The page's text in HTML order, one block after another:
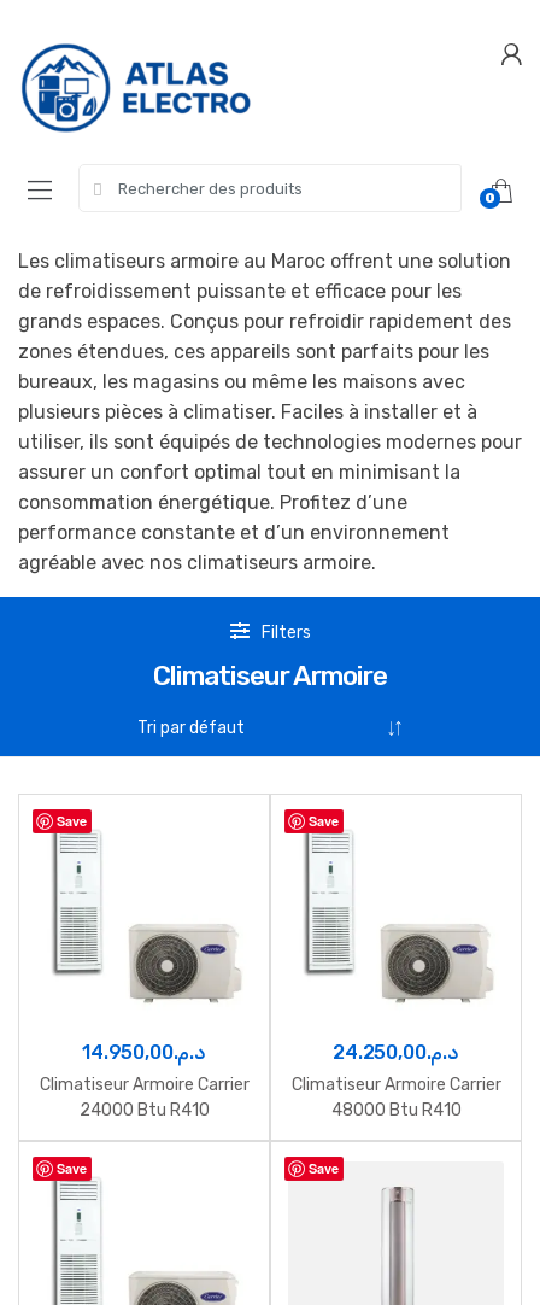
navigation
content
for:
0
Les climatiseurs armoire au Maroc offrent une solution
de refroidissement puissante et efficace pour les
grands espaces. Conçus pour refroidir rapidement des
zones étendues, ces appareils sont parfaits pour les
bureaux, les magasins ou même les maisons avec
plusieurs pièces à climatiser. Faciles à installer et à
utiliser, ils sont équipés de technologies modernes pour
assurer un confort optimal tout en minimisant la
consommation énergétique. Profitez d’une
performance constante et d’un environnement
agréable avec nos climatiseurs armoire.
Filters
Climatiseur Armoire
Save
د.م.14.950,00
Climatiseur Armoire Carrier
24000 Btu R410
Save
د.م.24.250,00
Climatiseur Armoire Carrier
48000 Btu R410
Save Save